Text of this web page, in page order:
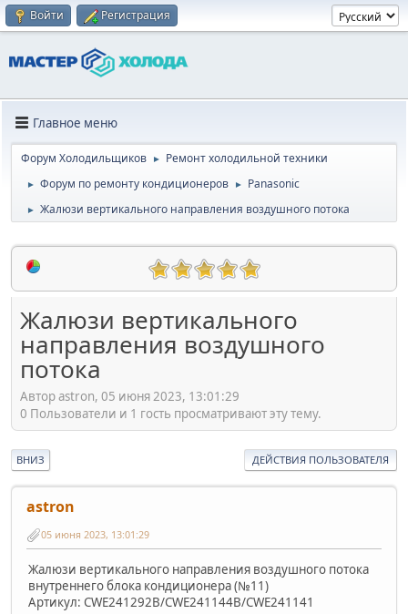
Войти Регистрация
Главное меню
Форум Холодильщиков ► Ремонт холодильной техники
► Форум по ремонту кондиционеров ► Panasonic
► Жалюзи вертикального направления воздушного потока
Жалюзи вертикального
направления воздушного
потока
Автор astron, 05 июня 2023, 13:01:29
0 Пользователи и 1 гость просматривают эту тему.
ВНИЗ ДЕЙСТВИЯ ПОЛЬЗОВАТЕЛЯ
astron
05 июня 2023, 13:01:29
Жалюзи вертикального направления воздушного потока
внутреннего блока кондиционера (№11)
Артикул: CWE241292B/CWE241144B/CWE241141